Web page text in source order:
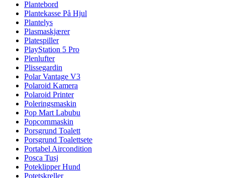
Plantebord
Plantekasse På Hjul
Plantelys
Plasmaskjærer
Platespiller
PlayStation 5 Pro
Plenlufter
Plissegardin
Polar Vantage V3
Polaroid Kamera
Polaroid Printer
Poleringsmaskin
Pop Mart Labubu
Popcornmaskin
Porsgrund Toalett
Porsgrund Toalettsete
Portabel Aircondition
Posca Tusj
Poteklipper Hund
Potetskreller